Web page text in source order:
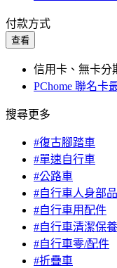
付款方式
查看
信用卡、無卡分
PChome 聯名卡
搜尋更多
#復古腳踏車
#單速自行車
#公路車
#自行車人身部品
#自行車用配件
#自行車清潔保養
#自行車零/配件
#折疊車